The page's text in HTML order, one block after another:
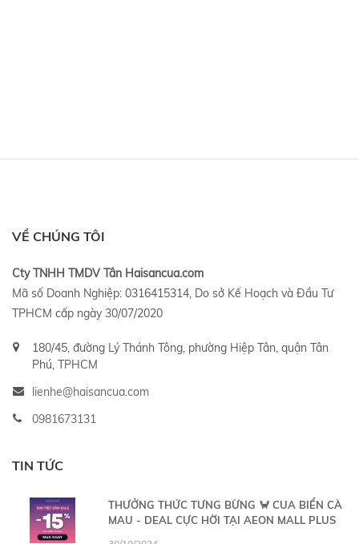
VỀ CHÚNG TÔI
Cty TNHH TMDV Tân Haisancua.com
Mã số Doanh Nghiệp: 0316415314, Do sở Kế Hoạch và Đầu Tư
TPHCM cấp ngày 30/07/2020
180/45, đường Lý Thánh Tông, phường Hiệp Tân, quận Tân
Phú, TPHCM
lienhe@haisancua.com
0981673131
TIN TỨC
THƯỞNG THỨC TƯNG BỪNG 🦀 CUA BIỂN CÀ
MAU - DEAL CỰC HỜI TẠI AEON MALL PLUS